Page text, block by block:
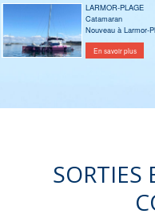
LARMOR-PLAGE
Catamaran
Nouveau à Larmor-
En savoir plus
SORTIES